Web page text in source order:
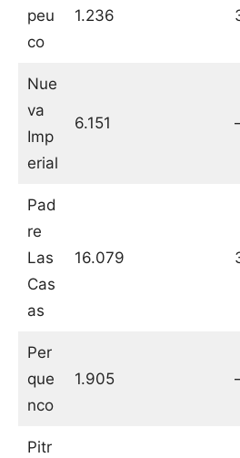
peu
co
1.236
Nue
va
Imp
erial
6.151
Pad
re
Las
Cas
as
16.079
Per
que
nco
1.905
Pitr